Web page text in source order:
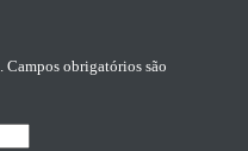
Campos obrigatórios são